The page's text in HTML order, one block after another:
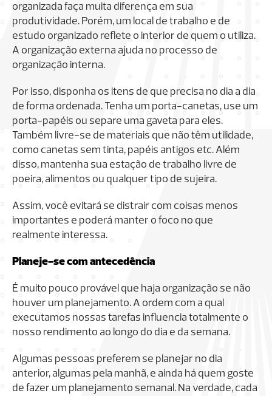
organizada faça muita diferença em sua
produtividade. Porém, um local de trabalho e de
estudo organizado reflete o interior de quem o utiliza.
A organização externa ajuda no processo de
organização interna.
Por isso, disponha os itens de que precisa no dia a dia
de forma ordenada. Tenha um porta-canetas, use um
porta-papéis ou separe uma gaveta para eles.
Também livre-se de materiais que não têm utilidade,
como canetas sem tinta, papéis antigos etc. Além
disso, mantenha sua estação de trabalho livre de
poeira, alimentos ou qualquer tipo de sujeira.
Assim, você evitará se distrair com coisas menos
importantes e poderá manter o foco no que
realmente interessa.
Planeje-se com antecedência
É muito pouco provável que haja organização se não
houver um planejamento. A ordem com a qual
executamos nossas tarefas influencia totalmente o
nosso rendimento ao longo do dia e da semana.
Algumas pessoas preferem se planejar no dia
anterior, algumas pela manhã, e ainda há quem goste
de fazer um planejamento semanal. Na verdade, cada